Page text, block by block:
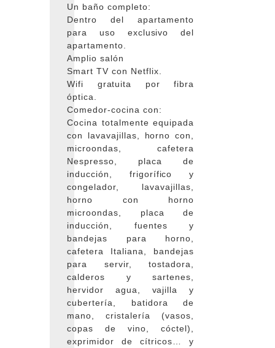
Un baño completo:
Dentro del apartamento
para uso exclusivo del
apartamento.
Amplio salón
Smart TV con Netflix.
Wifi gratuita por fibra
óptica.
Comedor-cocina con:
Cocina totalmente equipada
con lavavajillas, horno con,
microondas, cafetera
Nespresso, placa de
inducción, frigorífico y
congelador, lavavajillas,
horno con horno
microondas, placa de
inducción, fuentes y
bandejas para horno,
cafetera Italiana, bandejas
para servir, tostadora,
calderos y sartenes,
hervidor agua, vajilla y
cubertería, batidora de
mano, cristalería (vasos,
copas de vino, cóctel),
exprimidor de cítricos… y